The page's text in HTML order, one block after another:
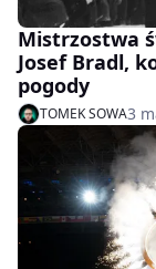
Mistrzostwa
Josef Bradl,
pogody
TOMEK SOWA3